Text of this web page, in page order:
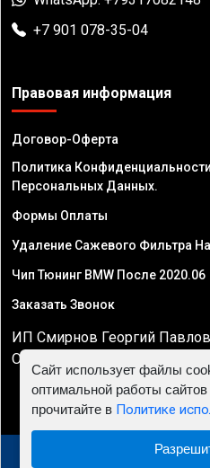
+7 901 078-35-04
Правовая информация
Договор-Оферта
Политика
Персональных Данных.
Формы Оплаты
Удаление Сажевого Фильтра На
Чип Тюнинг BMW После 2020.06
Заказать Звонок
ИП Смирнов Георгий
ОГРНИП 324470400032610
© 2010 - 2026 Чип тюнинг
Сайт использует файлы
оптимальной работы
прочитайте в Политике